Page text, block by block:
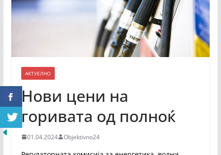
АКТУЕЛНО
Нови цени на
горивата од полноќ
01.04.2024 Objektivno24